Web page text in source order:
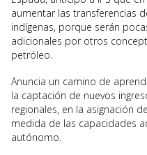
aumentar las transferencias
indígenas, porque serán
adicionales por otros
petróleo.
Anuncia un camino de
la captación de nuevos
regionales, en la asignación
medida de las capacidades
autónomo.